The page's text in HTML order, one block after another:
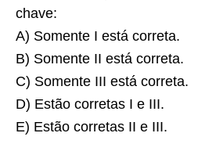
chave:
A) Somente I está correta.
B) Somente II está correta.
C) Somente III está correta.
D) Estão corretas I e III.
E) Estão corretas II e III.